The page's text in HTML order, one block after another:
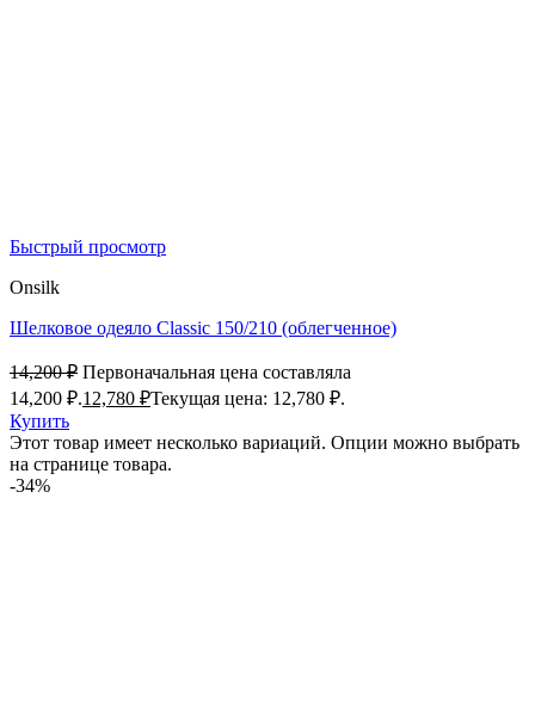
Быстрый просмотр
Onsilk
Шелковое одеяло Classic 150/210 (облегченное)
14,200₽ Первоначальная цена составляла
14,200 ₽.12,780 ₽Текущая цена: 12,780 ₽.
Купить
Этот товар имеет несколько вариаций. Опции можно выбрать
на странице товара.
-34%